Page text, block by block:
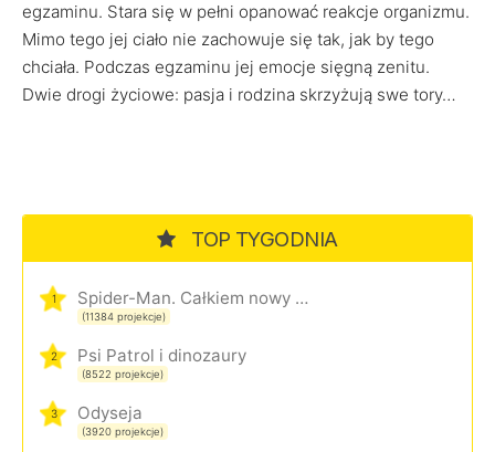
egzaminu. Stara się w pełni opanować reakcje organizmu.
Mimo tego jej ciało nie zachowuje się tak, jak by tego
chciała. Podczas egzaminu jej emocje sięgną zenitu.
Dwie drogi życiowe: pasja i rodzina skrzyżują swe tory…
TOP TYGODNIA
1 Spider-Man. Całkiem nowy dzień
(11384 projekcje)
2 Psi Patrol i dinozaury
(8522 projekcje)
3 Odyseja
(3920 projekcje)